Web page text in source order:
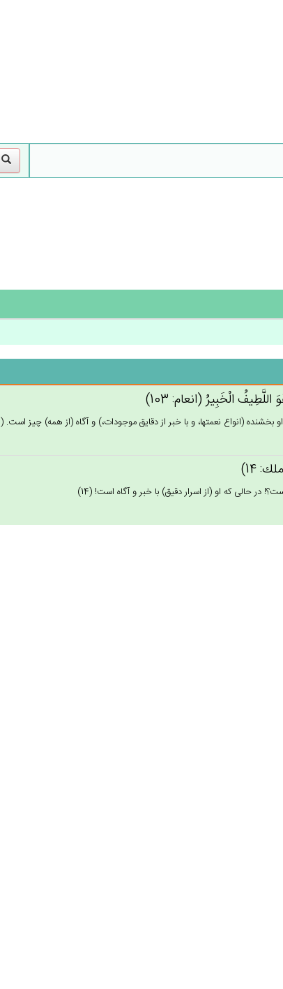
الْخَبِيرُ (انعام: 103)
(انواع نعمتها، و با خبر از دقايق موجودات،) و آگاه (از همه) چيز است. (103)
14)
در حالى كه او (از اسرار دقيق) با خبر و آگاه است! (14)